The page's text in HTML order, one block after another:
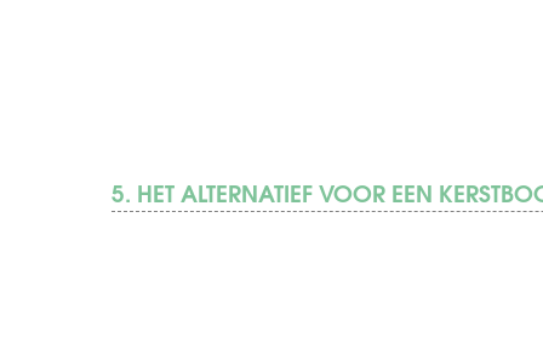
5. HET ALTERNATIEF VOOR EEN